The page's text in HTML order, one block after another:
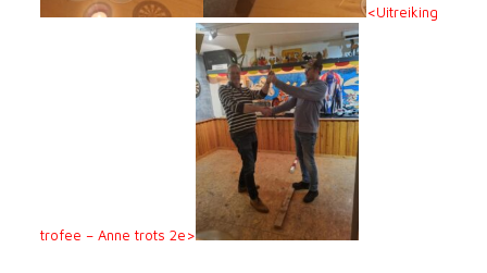
<Uitreiking
trofee – Anne trots 2e>